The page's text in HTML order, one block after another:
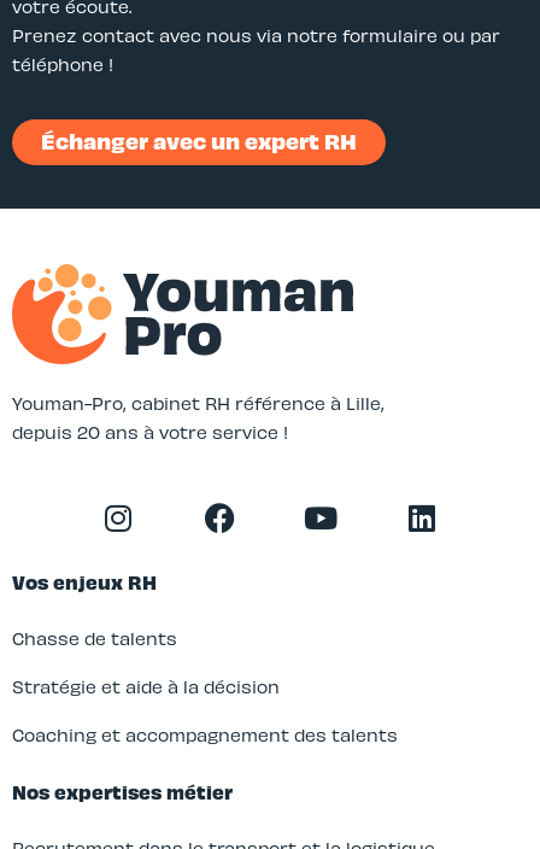
votre écoute.
Prenez contact avec nous via notre formulaire ou par
téléphone !
Échanger avec un expert RH
Youman-Pro, cabinet RH référence à Lille,
depuis 20 ans à votre service !
Vos enjeux RH
Chasse de talents
Stratégie et aide à la décision
Coaching et accompagnement des talents
Nos expertises métier